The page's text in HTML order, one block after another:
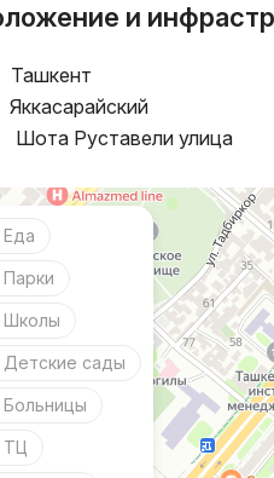
и
Ташкент
Яккасарайский
Шота Руставели улица
Еда
Парки
Школы
Детские сады
Больницы
ТЦ